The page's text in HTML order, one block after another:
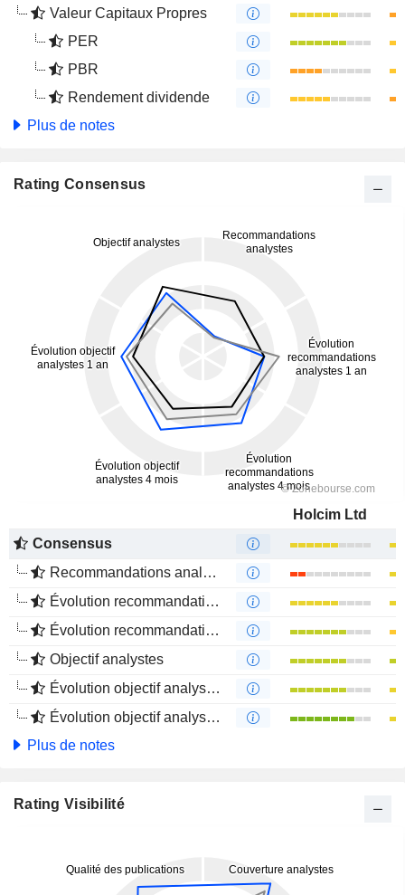
Valeur Capitaux Propres
PER
PBR
Rendement dividende
Plus de notes
Rating Consensus
Holcim Ltd
Consensus
Recommandations analystes
Évolution recommandations analystes 1 an
Évolution recommandations analystes 4 mois
Objectif analystes
Évolution objectif analystes 1 an
Évolution objectif analystes 4 mois
Plus de notes
Rating Visibilité